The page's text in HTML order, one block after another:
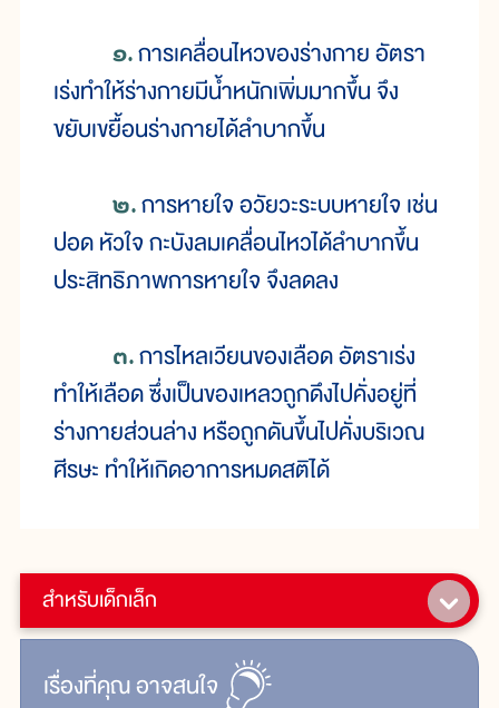
สำหรับเด็กเล็ก
เรื่ิองที่คุณอาจสนใจ
๑.การเคลื่อนไหวของร่างกาย อัตรา
เร่งทำให้ร่างกายมีน้ำหนักเพิ่มมากขึ้น จึง
ขยับเขยื้อนร่างกายได้ลำบากขึ้น
๒.การหายใจ อวัยวะระบบหายใจ เช่น
ปอด หัวใจ กะบังลมเคลื่อนไหวได้ลำบากขึ้น
ประสิทธิภาพการหายใจ จึงลดลง
๓.การไหลเวียนของเลือด อัตราเร่ง
ทำให้เลือด ซึ่งเป็นของเหลวถูกดึงไปคั่งอยู่ที่
ร่างกายส่วนล่าง หรือถูกดันขึ้นไปคั่งบริเวณ
ศีรษะ ทำให้เกิดอาการหมดสติได้